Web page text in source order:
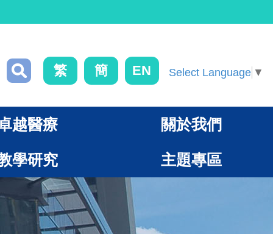
繁 簡 EN Select Language ▼
越醫療 關於我們
學研究 主題專區